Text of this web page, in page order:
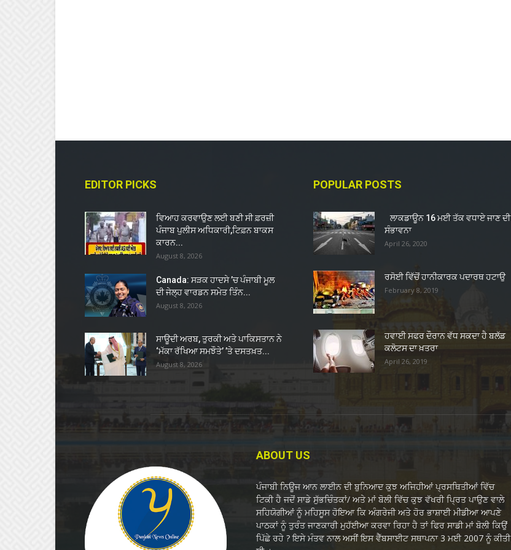
EDITOR PICKS
ਵਿਆਹ ਕਰਵਾਉਣ ਲਈ ਬਣੀ ਸੀ ਫ਼ਰਜ਼ੀ
ਪੰਜਾਬ ਪੁਲੀਸ ਅਧਿਕਾਰੀ,ਟਿਫ਼ਨ ਬਾਕਸ
ਕਾਰਨ...
August 8, 2026
Canada: ਸੜਕ ਹਾਦਸੇ ’ਚ ਪੰਜਾਬੀ ਮੂਲ
ਦੀ ਜੇਲ੍ਹ ਵਾਰਡਨ ਸਮੇਤ ਤਿੰਨ...
August 8, 2026
ਸਾਊਦੀ ਅਰਬ, ਤੁਰਕੀ ਅਤੇ ਪਾਕਿਸਤਾਨ ਨੇ
‘ਮੱਕਾ ਰੱਖਿਆ ਸਮਝੌਤੇ’ ’ਤੇ ਦਸਤਖ਼ਤ...
August 8, 2026
POPULAR POSTS
ਲਾਕਡਾਊਨ 16 ਮਈ ਤੱਕ ਵਧਾਏ ਜਾਣ ਦੀ
ਸੰਭਾਵਨਾ
April 26, 2020
ਰਸੋਈ ਵਿੱਚੋਂ ਹਾਨੀਕਾਰਕ ਪਦਾਰਥ ਹਟਾਉ
February 8, 2019
ਹਵਾਈ ਸਫਰ ਦੌਰਾਨ ਵੱਧ ਸਕਦਾ ਹੈ ਬਲੱਡ
ਕਲੋਟਸ ਦਾ ਖ਼ਤਰਾ
April 26, 2019
ABOUT US
ਪੰਜਾਬੀ ਨਿਊਜ ਆਨ ਲਾਈਨ ਦੀ ਬੁਨਿਆਦ ਕੁਝ ਅਜਿਹੀਆਂ ਪ੍ਰਸਥਿਤੀਆਂ ਵਿੱਚ
ਟਿਕੀ ਹੈ ਜਦੋਂ ਸਾਡੇ ਸੁੱਭਚਿੰਤਕਾਂ/ ਅਤੇ ਮਾਂ ਬੋਲੀ ਵਿੱਚ ਕੁਝ ਵੱਖਰੀ ਪ੍ਰਿਤ ਪਾਉਣ ਵਾਲੇ
ਸਹਿਯੋਗੀਆਂ ਨੂੰ ਮਹਿਸੂਸ ਹੋਇਆ ਕਿ ਅੰਗਰੇਜੀ ਅਤੇ ਹੋਰ ਭਾਸ਼ਾਈ ਮੀਡੀਆ ਆਪਣੇ
ਪਾਠਕਾਂ ਨੂੰ ਤੁਰੰਤ ਜਾਣਕਾਰੀ ਮੁਹੱਈਆ ਕਰਵਾ ਰਿਹਾ ਹੈ ਤਾਂ ਫਿਰ ਸਾਡੀ ਮਾਂ ਬੋਲੀ ਕਿਉਂ
ਪਿੱਛੇ ਰਹੇ ? ਇਸੇ ਮੰਤਵ ਨਾਲ ਅਸੀਂ ਇਸ ਵੈੱਬਸਾਈਟ ਸਥਾਪਨਾ 3 ਮਈ 2007 ਨੂੰ ਕੀਤੀ